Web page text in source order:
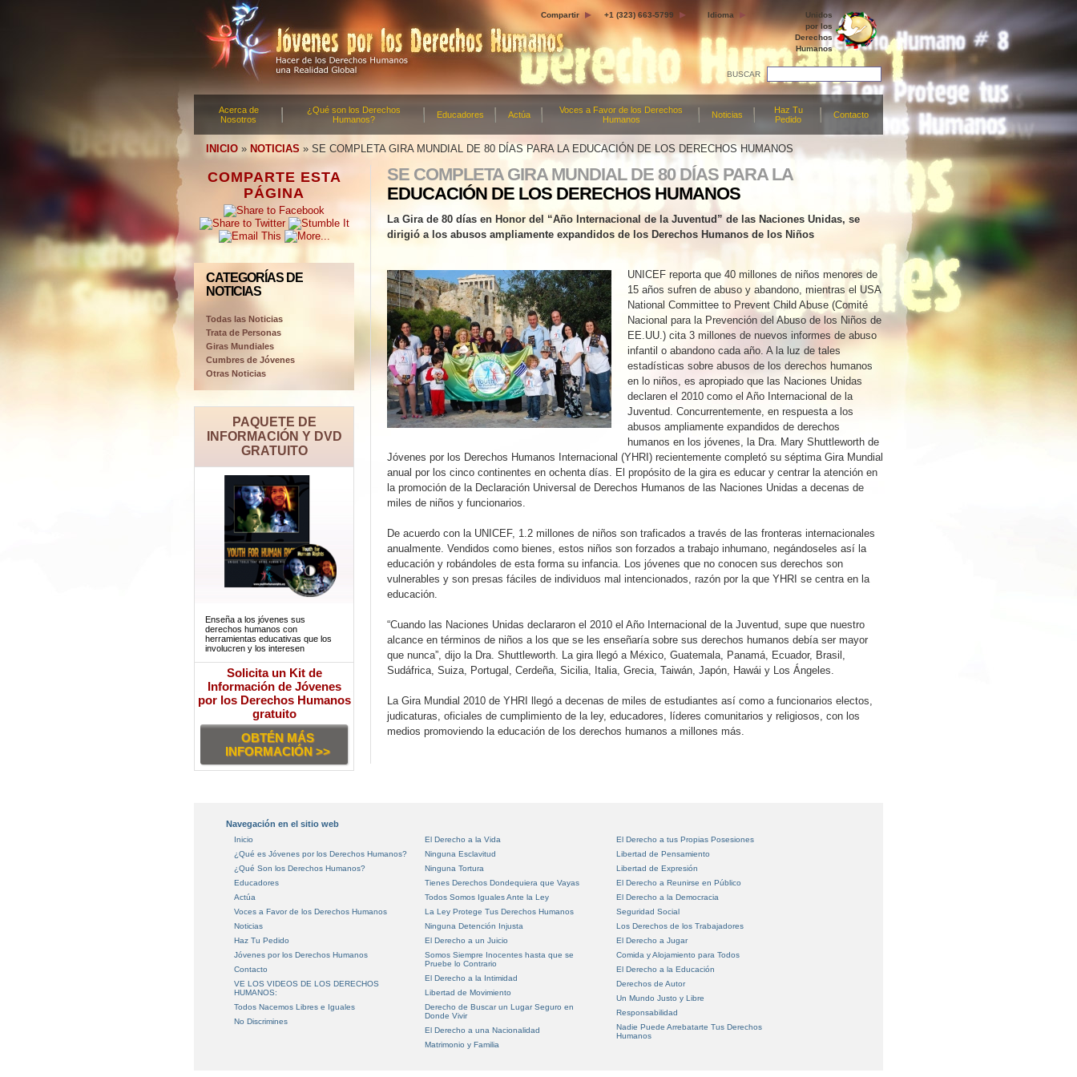
Compartir +1 (323) 663-5799 Idioma
Unidos
por los
Derechos
Humanos
BUSCAR
Acerca de
Nosotros
¿Qué son los Derechos
Humanos?
Educadores Actúa
Voces a Favor de los Derechos
Humanos
Noticias
Haz Tu
Pedido
Contacto
INICIO » NOTICIAS » SE COMPLETA GIRA MUNDIAL DE 80 DÍAS PARA LA EDUCACIÓN DE LOS DERECHOS HUMANOS
COMPARTE ESTA
PÁGINA
CATEGORÍAS DE
NOTICIAS
Todas las Noticias
Trata de Personas
Giras Mundiales
Cumbres de Jóvenes
Otras Noticias
PAQUETE DE
INFORMACIÓN Y DVD
GRATUITO
Enseña a los jóvenes sus
derechos humanos con
herramientas educativas que los
involucren y los interesen
Solicita un Kit de
Información de Jóvenes
por los Derechos Humanos
gratuito
OBTÉN MÁS
INFORMACIÓN >>
SE COMPLETA GIRA MUNDIAL DE 80 DÍAS PARA LA
EDUCACIÓN DE LOS DERECHOS HUMANOS
La Gira de 80 días en Honor del “Año Internacional de la Juventud” de las Naciones Unidas, se
dirigió a los abusos ampliamente expandidos de los Derechos Humanos de los Niños
UNICEF reporta que 40 millones de niños menores de
15 años sufren de abuso y abandono, mientras el USA
National Committee to Prevent Child Abuse (Comité
Nacional para la Prevención del Abuso de los Niños de
EE.UU.) cita 3 millones de nuevos informes de abuso
infantil o abandono cada año. A la luz de tales
estadísticas sobre abusos de los derechos humanos
en lo niños, es apropiado que las Naciones Unidas
declaren el 2010 como el Año Internacional de la
Juventud. Concurrentemente, en respuesta a los
abusos ampliamente expandidos de derechos
humanos en los jóvenes, la Dra. Mary Shuttleworth de
Jóvenes por los Derechos Humanos Internacional (YHRI) recientemente completó su séptima Gira Mundial
anual por los cinco continentes en ochenta días. El propósito de la gira es educar y centrar la atención en
la promoción de la Declaración Universal de Derechos Humanos de las Naciones Unidas a decenas de
miles de niños y funcionarios.
De acuerdo con la UNICEF, 1.2 millones de niños son traficados a través de las fronteras internacionales
anualmente. Vendidos como bienes, estos niños son forzados a trabajo inhumano, negándoseles así la
educación y robándoles de esta forma su infancia. Los jóvenes que no conocen sus derechos son
vulnerables y son presas fáciles de individuos mal intencionados, razón por la que YHRI se centra en la
educación.
“Cuando las Naciones Unidas declararon el 2010 el Año Internacional de la Juventud, supe que nuestro
alcance en términos de niños a los que se les enseñaría sobre sus derechos humanos debía ser mayor
que nunca”, dijo la Dra. Shuttleworth. La gira llegó a México, Guatemala, Panamá, Ecuador, Brasil,
Sudáfrica, Suiza, Portugal, Cerdeña, Sicilia, Italia, Grecia, Taiwán, Japón, Hawái y Los Ángeles.
La Gira Mundial 2010 de YHRI llegó a decenas de miles de estudiantes así como a funcionarios electos,
judicaturas, oficiales de cumplimiento de la ley, educadores, líderes comunitarios y religiosos, con los
medios promoviendo la educación de los derechos humanos a millones más.
Navegación en el sitio web
Inicio
¿Qué es Jóvenes por los Derechos Humanos?
¿Qué Son los Derechos Humanos?
Educadores
Actúa
Voces a Favor de los Derechos Humanos
Noticias
Haz Tu Pedido
Jóvenes por los Derechos Humanos
Contacto
VE LOS VIDEOS DE LOS DERECHOS
HUMANOS:
Todos Nacemos Libres e Iguales
No Discrimines
El Derecho a la Vida
Ninguna Esclavitud
Ninguna Tortura
Tienes Derechos Dondequiera que Vayas
Todos Somos Iguales Ante la Ley
La Ley Protege Tus Derechos Humanos
Ninguna Detención Injusta
El Derecho a un Juicio
Somos Siempre Inocentes hasta que se
Pruebe lo Contrario
El Derecho a la Intimidad
Libertad de Movimiento
Derecho de Buscar un Lugar Seguro en
Donde Vivir
El Derecho a una Nacionalidad
Matrimonio y Familia
El Derecho a tus Propias Posesiones
Libertad de Pensamiento
Libertad de Expresión
El Derecho a Reunirse en Público
El Derecho a la Democracia
Seguridad Social
Los Derechos de los Trabajadores
El Derecho a Jugar
Comida y Alojamiento para Todos
El Derecho a la Educación
Derechos de Autor
Un Mundo Justo y Libre
Responsabilidad
Nadie Puede Arrebatarte Tus Derechos
Humanos